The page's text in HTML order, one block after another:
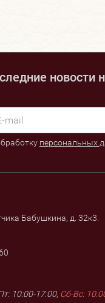
новости
персональных
Бабушкина, д. 32к3.
10:00-17:00, Сб-Вс: